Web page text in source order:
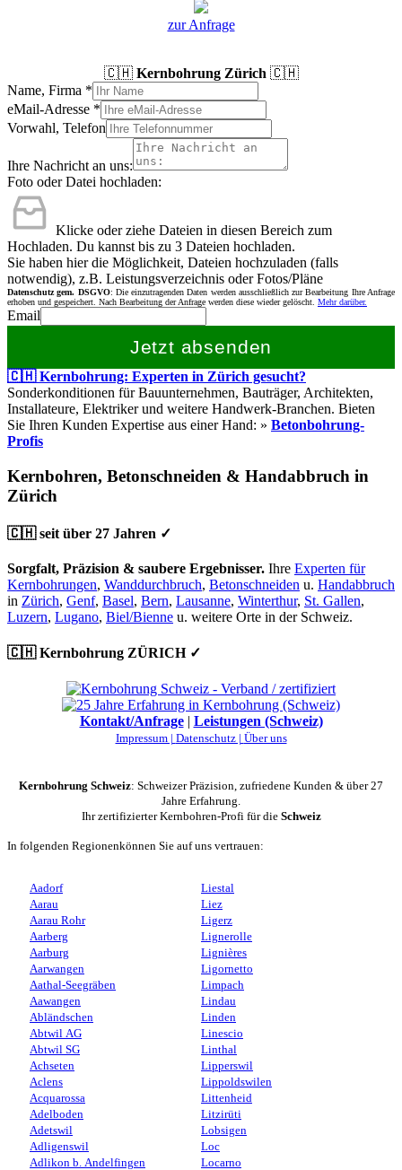
zur Anfrage
🇨🇭 Kernbohrung Zürich 🇨🇭
Name, Firma *
eMail-Adresse *
Vorwahl, Telefon
Ihre Nachricht an uns:
Foto oder Datei hochladen:
Klicke oder ziehe Dateien in diesen Bereich zum
Hochladen. Du kannst bis zu 3 Dateien hochladen.
Sie haben hier die Möglichkeit, Dateien hochzuladen (falls
notwendig), z.B. Leistungsverzeichnis oder Fotos/Pläne
Datenschutz gem. DSGVO: Die einzutragenden Daten werden ausschließlich zur Bearbeitung Ihre Anfrage
erhoben und gespeichert. Nach Bearbeitung der Anfrage werden diese wieder gelöscht. Mehr darüber.
Email
Jetzt absenden
🇨🇭 Kernbohrung: Experten in Zürich gesucht?
Sonderkonditionen für Bauunternehmen, Bauträger, Architekten,
Installateure, Elektriker und weitere Handwerk-Branchen. Bieten
Sie Ihren Kunden Expertise aus einer Hand: » Betonbohrung-
Profis
Kernbohren, Betonschneiden & Handabbruch in
Zürich
🇨🇭 seit über 27 Jahren ✓
Sorgfalt, Präzision & saubere Ergebnisser. Ihre Experten für
Kernbohrungen, Wanddurchbruch, Betonschneiden u. Handabbruch
in Zürich, Genf, Basel, Bern, Lausanne, Winterthur, St. Gallen,
Luzern, Lugano, Biel/Bienne u. weitere Orte in der Schweiz.
🇨🇭 Kernbohrung ZÜRICH ✓
Kontakt/Anfrage| Leistungen (Schweiz)
Impressum | Datenschutz | Über uns
Kernbohrung Schweiz: Schweizer Präzision, zufriedene Kunden & über 27
Jahre Erfahrung.
Ihr zertifizierter Kernbohren-Profi für die Schweiz
In folgenden Regionenkönnen Sie auf uns vertrauen:
Aadorf
Aarau
Aarau Rohr
Aarberg
Aarburg
Aarwangen
Aathal-Seegräben
Aawangen
Abländschen
Abtwil AG
Abtwil SG
Achseten
Aclens
Acquarossa
Adelboden
Adetswil
Adligenswil
Adlikon b. Andelfingen
Liestal
Liez
Ligerz
Lignerolle
Lignières
Ligornetto
Limpach
Lindau
Linden
Linescio
Linthal
Lipperswil
Lippoldswilen
Littenheid
Litzirüti
Lobsigen
Loc
Locarno